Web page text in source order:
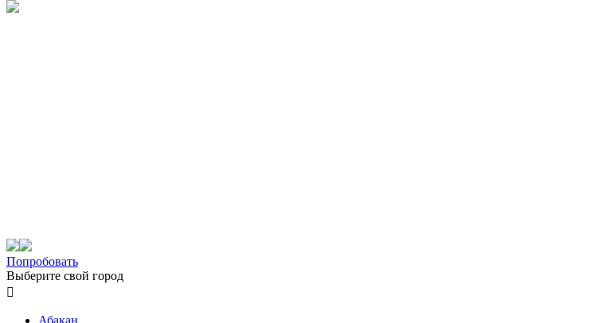
Попробовать
Выберите свой город

Абакан